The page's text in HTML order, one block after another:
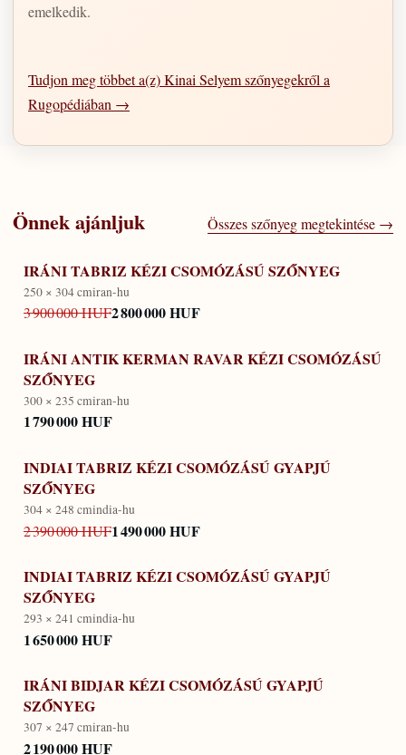
emelkedik.
Tudjon meg többet a(z) Kinai Selyem szőnyegekről a
Rugopédiában →
Önnek ajánljuk Összes szőnyeg megtekintése →
IRÁNI TABRIZ KÉZI CSOMÓZÁSÚ SZŐNYEG
250 × 304 cmiran-hu
3 900 000 HUF2 800 000 HUF
IRÁNI ANTIK KERMAN RAVAR KÉZI CSOMÓZÁSÚ
SZŐNYEG
300 × 235 cmiran-hu
1 790 000 HUF
INDIAI TABRIZ KÉZI CSOMÓZÁSÚ GYAPJÚ
SZŐNYEG
304 × 248 cmindia-hu
2 390 000 HUF1 490 000 HUF
INDIAI TABRIZ KÉZI CSOMÓZÁSÚ GYAPJÚ
SZŐNYEG
293 × 241 cmindia-hu
1 650 000 HUF
IRÁNI BIDJAR KÉZI CSOMÓZÁSÚ GYAPJÚ
SZŐNYEG
307 × 247 cmiran-hu
2 190 000 HUF